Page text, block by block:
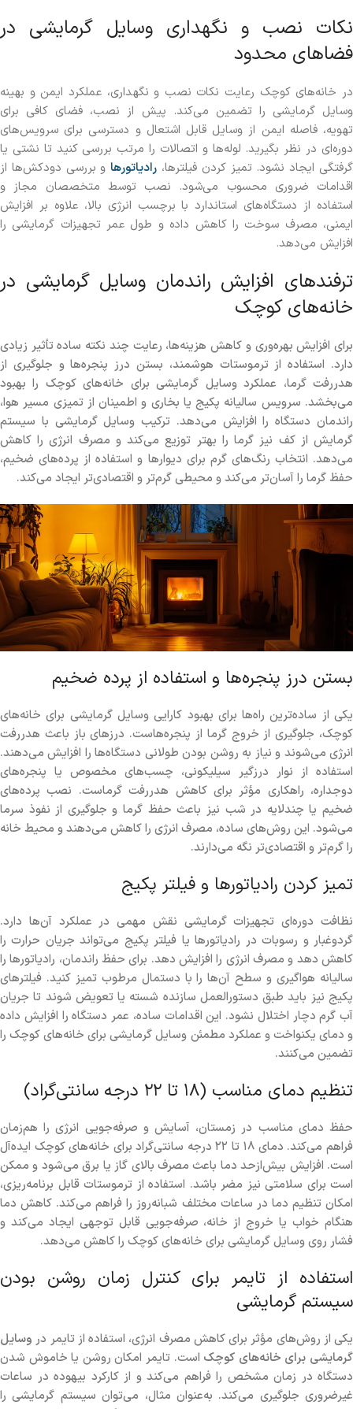
نکات نصب و نگهداری وسایل گرمایشی در
فضاهای محدود
در خانه‌های کوچک رعایت نکات نصب و نگهداری، عملکرد ایمن و بهینه
وسایل گرمایشی را تضمین می‌کند. پیش از نصب، فضای کافی برای
تهویه، فاصله ایمن از وسایل قابل اشتعال و دسترسی برای سرویس‌های
دوره‌ای در نظر بگیرید. لوله‌ها و اتصالات را مرتب بررسی کنید تا نشتی یا
گرفتگی ایجاد نشود. تمیز کردن فیلترها، رادیاتورهاو بررسی دودکش‌ها از
اقدامات ضروری محسوب می‌شود. نصب توسط متخصصان مجاز و
استفاده از دستگاه‌های استاندارد با برچسب انرژی بالا، علاوه بر افزایش
ایمنی، مصرف سوخت را کاهش داده و طول عمر تجهیزات گرمایشی را
افزایش می‌دهد.
ترفندهای افزایش راندمان وسایل گرمایشی در
خانه‌های کوچک
برای افزایش بهره‌وری و کاهش هزینه‌ها، رعایت چند نکته ساده تأثیر زیادی
دارد. استفاده از ترموستات هوشمند، بستن درز پنجره‌ها و جلوگیری از
هدررفت گرما، عملکرد وسایل گرمایشی برای خانه‌های کوچک را بهبود
می‌بخشد. سرویس سالیانه پکیج یا بخاری و اطمینان از تمیزی مسیر هوا،
راندمان دستگاه را افزایش می‌دهد. ترکیب وسایل گرمایشی با سیستم
گرمایش از کف نیز گرما را بهتر توزیع می‌کند و مصرف انرژی را کاهش
می‌دهد. انتخاب رنگ‌های گرم برای دیوارها و استفاده از پرده‌های ضخیم،
حفظ گرما را آسان‌تر می‌کند و محیطی گرم‌تر و اقتصادی‌تر ایجاد می‌کند.
بستن درز پنجره‌ها و استفاده از پرده ضخیم
یکی از ساده‌ترین راه‌ها برای بهبود کارایی وسایل گرمایشی برای خانه‌های
کوچک، جلوگیری از خروج گرما از پنجره‌هاست. درزهای باز باعث هدررفت
انرژی می‌شوند و نیاز به روشن بودن طولانی دستگاه‌ها را افزایش می‌دهند.
استفاده از نوار درزگیر سیلیکونی، چسب‌های مخصوص یا پنجره‌های
دوجداره، راهکاری مؤثر برای کاهش هدررفت گرماست. نصب پرده‌های
ضخیم یا چندلایه در شب نیز باعث حفظ گرما و جلوگیری از نفوذ سرما
می‌شود. این روش‌های ساده، مصرف انرژی را کاهش می‌دهند و محیط خانه
را گرم‌تر و اقتصادی‌تر نگه می‌دارند.
تمیز کردن رادیاتورها و فیلتر پکیج
نظافت دوره‌ای تجهیزات گرمایشی نقش مهمی در عملکرد آن‌ها دارد.
گردوغبار و رسوبات در رادیاتورها یا فیلتر پکیج می‌تواند جریان حرارت را
کاهش دهد و مصرف انرژی را افزایش دهد. برای حفظ راندمان، رادیاتورها را
سالیانه هواگیری و سطح آن‌ها را با دستمال مرطوب تمیز کنید. فیلترهای
پکیج نیز باید طبق دستورالعمل سازنده شسته یا تعویض شوند تا جریان
آب گرم دچار اختلال نشود. این اقدامات ساده، عمر دستگاه را افزایش داده
و دمای یکنواخت و عملکرد مطمئن وسایل گرمایشی برای خانه‌های کوچک را
تضمین می‌کنند.
تنظیم دمای مناسب (۱۸ تا ۲۲ درجه سانتی‌گراد)
حفظ دمای مناسب در زمستان، آسایش و صرفه‌جویی انرژی را هم‌زمان
فراهم می‌کند. دمای ۱۸ تا ۲۲ درجه سانتی‌گراد برای خانه‌های کوچک ایده‌آل
است. افزایش بیش‌ازحد دما باعث مصرف بالای گاز یا برق می‌شود و ممکن
است برای سلامتی نیز مضر باشد. استفاده از ترموستات قابل برنامه‌ریزی،
امکان تنظیم دما در ساعات مختلف شبانه‌روز را فراهم می‌کند. کاهش دما
هنگام خواب یا خروج از خانه، صرفه‌جویی قابل توجهی ایجاد می‌کند و
فشار روی وسایل گرمایشی برای خانه‌های کوچک را کاهش می‌دهد.
استفاده از تایمر برای کنترل زمان روشن بودن
سیستم گرمایشی
یکی از روش‌های مؤثر برای کاهش مصرف انرژی، استفاده از تایمر در وسایل
گرمایشی برای خانه‌های کوچک است. تایمر امکان روشن یا خاموش شدن
دستگاه در زمان مشخص را فراهم می‌کند و از کارکرد بیهوده در ساعات
غیرضروری جلوگیری می‌کند. به‌عنوان مثال، می‌توان سیستم گرمایشی را